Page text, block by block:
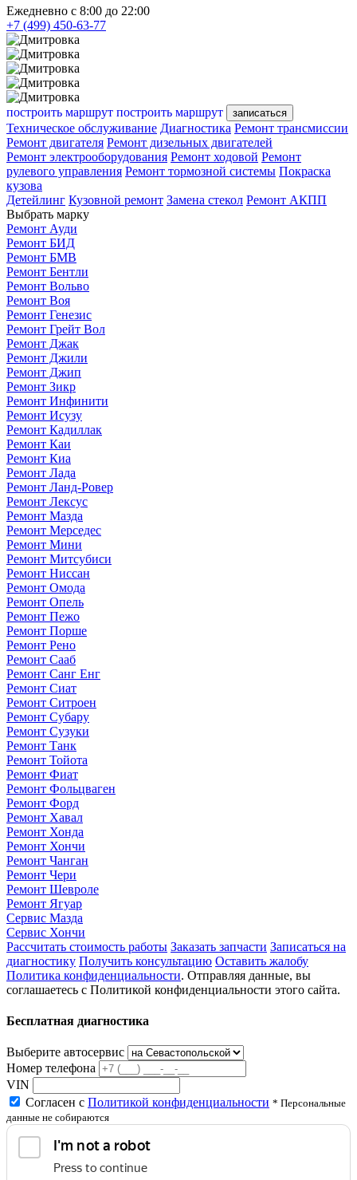
Ежедневно с 8:00 до 22:00
+7 (499) 450-63-77
построить маршрут построить маршрут записаться
Техническое обслуживание Диагностика Ремонт трансмиссии
Ремонт двигателя Ремонт дизельных двигателей
Ремонт электрооборудования Ремонт ходовой Ремонт
рулевого управления Ремонт тормозной системы Покраска
кузова
Детейлинг Кузовной ремонт Замена стекол Ремонт АКПП
Выбрать марку
Ремонт Ауди
Ремонт БИД
Ремонт БМВ
Ремонт Бентли
Ремонт Вольво
Ремонт Воя
Ремонт Генезис
Ремонт Грейт Вол
Ремонт Джак
Ремонт Джили
Ремонт Джип
Ремонт Зикр
Ремонт Инфинити
Ремонт Исузу
Ремонт Кадиллак
Ремонт Каи
Ремонт Киа
Ремонт Лада
Ремонт Ланд-Ровер
Ремонт Лексус
Ремонт Мазда
Ремонт Мерседес
Ремонт Мини
Ремонт Митсубиси
Ремонт Ниссан
Ремонт Омода
Ремонт Опель
Ремонт Пежо
Ремонт Порше
Ремонт Рено
Ремонт Сааб
Ремонт Санг Енг
Ремонт Сиат
Ремонт Ситроен
Ремонт Субару
Ремонт Сузуки
Ремонт Танк
Ремонт Тойота
Ремонт Фиат
Ремонт Фольцваген
Ремонт Форд
Ремонт Хавал
Ремонт Хонда
Ремонт Хончи
Ремонт Чанган
Ремонт Чери
Ремонт Шевроле
Ремонт Ягуар
Сервис Мазда
Сервис Хончи
Рассчитать стоимость работы Заказать запчасти Записаться на
диагностику Получить консультацию Оставить жалобу
Политика конфиденциальности. Отправляя данные, вы
соглашаетесь с Политикой конфиденциальности этого сайта.
Бесплатная диагностика
Выберите автосервис
Номер телефона
VIN
Согласен с Политикой конфиденциальности * Персональные
данные не собираются